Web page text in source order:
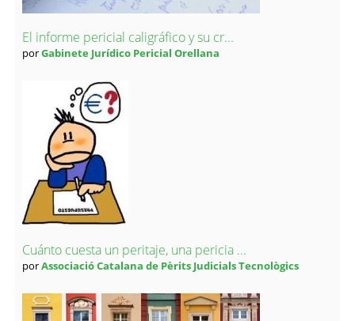
El informe pericial caligráfico y su cr...
porGabinete Jurídico Pericial Orellana
Cuánto cuesta un peritaje, una pericia ...
porAssociació Catalana de Pèrits Judicials Tecnològics